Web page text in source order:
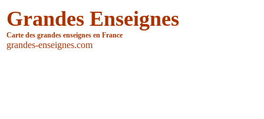
Grandes Enseignes
Carte des grandes enseignes en France
grandes-enseignes.com